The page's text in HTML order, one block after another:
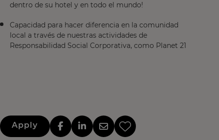
dentro de su hotel y en todo el mundo!
Capacidad para hacer diferencia en la comunidad
local a través de nuestras actividades de
Responsabilidad Social Corporativa, como Planet 21
Apply